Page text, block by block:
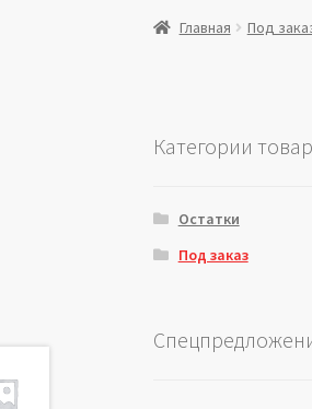
Главная Витрина
Главная Под
Категории
Остатки
Под заказ